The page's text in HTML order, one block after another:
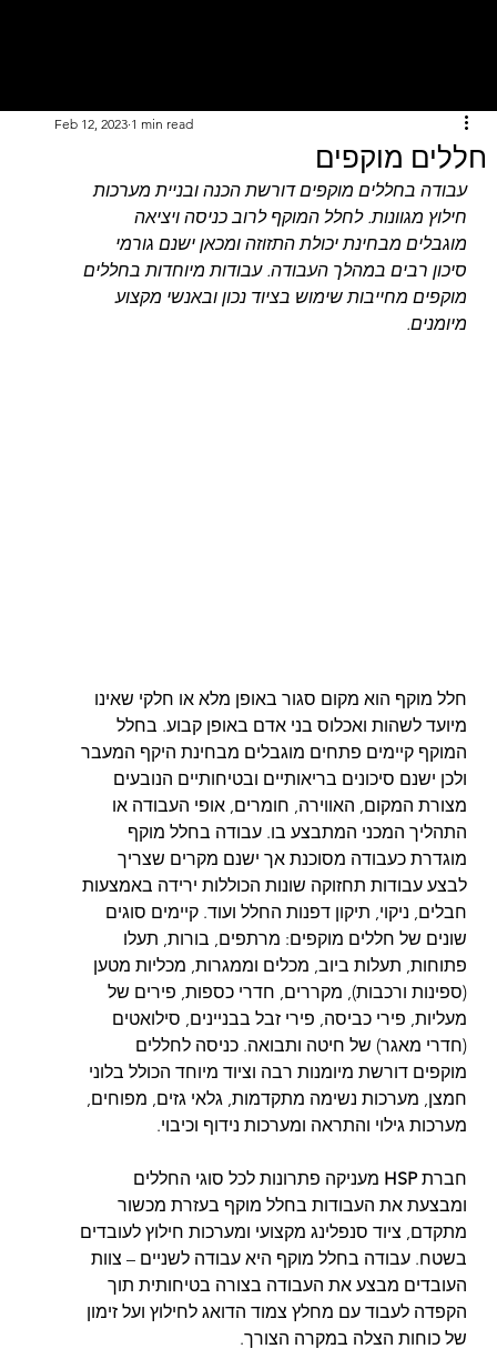
חללים מוקפים
Feb 12, 2023 1 min read
עבודה בחללים מוקפים דורשת הכנה ובניית מערכות
חילוץ מגוונות. לחלל המוקף לרוב כניסה ויציאה
מוגבלים מבחינת יכולת התזוזה ומכאן ישנם גורמי
סיכון רבים במהלך העבודה. עבודות מיוחדות בחללים
מוקפים מחייבות שימוש בציוד נכון ובאנשי מקצוע
מיומנים.
חלל מוקף הוא מקום סגור באופן מלא או חלקי שאינו
מיועד לשהות ואכלוס בני אדם באופן קבוע. בחלל
המוקף קיימים פתחים מוגבלים מבחינת היקף המעבר
ולכן ישנם סיכונים בריאותיים ובטיחותיים הנובעים
מצורת המקום, האווירה, חומרים, אופי העבודה או
התהליך המכני המתבצע בו. עבודה בחלל מוקף
מוגדרת כעבודה מסוכנת אך ישנם מקרים שצריך
לבצע עבודות תחזוקה שונות הכוללות ירידה באמצעות
חבלים, ניקוי, תיקון דפנות החלל ועוד. קיימים סוגים
שונים של חללים מוקפים: מרתפים, בורות, תעלו
פתוחות, תעלות ביוב, מכלים וממגרות, מכליות מטען
(ספינות ורכבות), מקררים, חדרי כספות, פירים של
מעליות, פירי כביסה, פירי זבל בבניינים, סילואטים
(חדרי מאגר) של חיטה ותבואה. כניסה לחללים
מוקפים דורשת מיומנות רבה וציוד מיוחד הכולל בלוני
חמצן, מערכות נשימה מתקדמות, גלאי גזים, מפוחים,
מערכות גילוי והתראה ומערכות נידוף וכיבוי.
חברת HSP מעניקה פתרונות לכל סוגי החללים
ומבצעת את העבודות בחלל מוקף בעזרת מכשור
מתקדם, ציוד סנפלינג מקצועי ומערכות חילוץ לעובדים
בשטח. עבודה בחלל מוקף היא עבודה לשניים – צוות
העובדים מבצע את העבודה בצורה בטיחותית תוך
הקפדה לעבוד עם מחלץ צמוד הדואג לחילוץ ועל זימון
של כוחות הצלה במקרה הצורך.